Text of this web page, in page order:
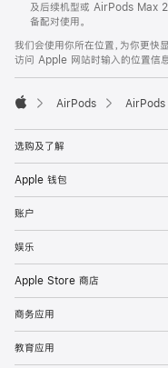
及后续机型或 AirPods Max 2
备配对使用。
我们会使用你所在位置，为你更快
访问 Apple 网站时输入的位置信息
AirPods AirPods
选购及了解
Apple 钱包
账户
娱乐
Apple Store 商店
商务应用
教育应用